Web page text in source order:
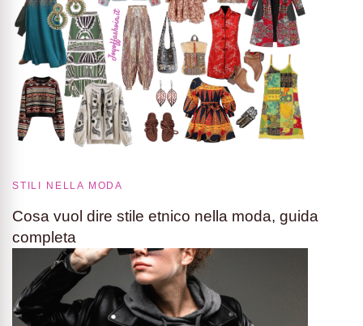
STILI NELLA MODA
Cosa vuol dire stile etnico nella moda, guida
completa